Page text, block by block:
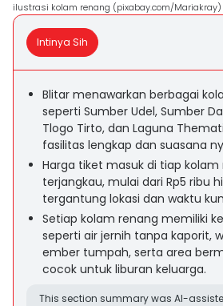
ilustrasi kolam renang (pixabay.com/Mariakray)
Intinya Sih
Blitar menawarkan berbagai
seperti Sumber Udel, Sumber
Tlogo Tirto, dan Laguna
fasilitas lengkap dan suasana
Harga tiket masuk di tiap
terjangkau, mulai dari Rp5 ribu
tergantung lokasi dan waktu
Setiap kolam renang memiliki
seperti air jernih tanpa kaporit,
ember tumpah, serta area
cocok untuk liburan keluarga.
This section summary was AI-